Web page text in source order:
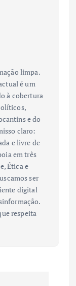
limpa.
é um
à cobertura
e do
claro:
e livre de
em três
Ética e
ser
digital
respeita